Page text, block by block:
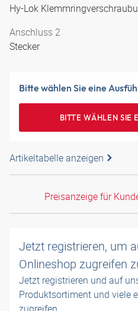
Hy-Lok
Anschluss 2
Stecker
Bitte wählen Sie eine
BITTE WÄHLEN SIE
Artikeltabelle anzeigen
Preisanzeige für
Jetzt registrieren, um
Onlineshop zugreifen
Jetzt registrieren und auf
Produktsortiment und viele